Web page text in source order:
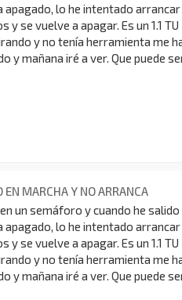
apagado, lo he intentado
se vuelve a apagar. Es un 1.1 TU
y no tenía herramienta me
y mañana iré a ver. Que puede
EN MARCHA Y NO ARRANCA
un semáforo y cuando he salido
apagado, lo he intentado
se vuelve a apagar. Es un 1.1 TU
y no tenía herramienta me
y mañana iré a ver. Que puede